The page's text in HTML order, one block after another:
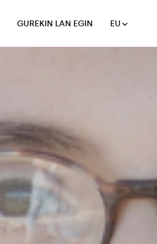
GUREKIN LAN EGIN
EU